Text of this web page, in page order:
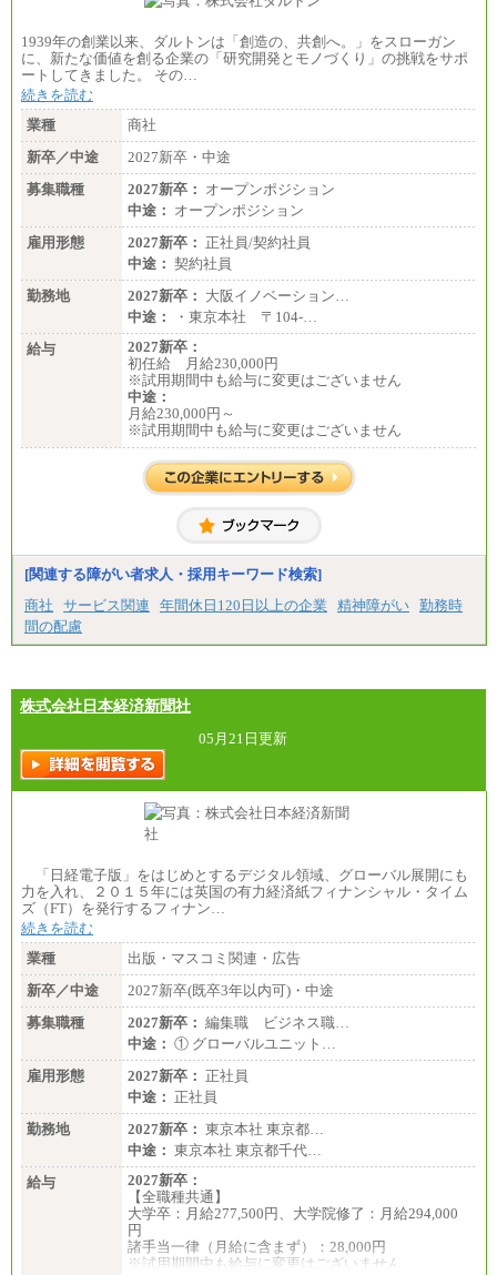
1939年の創業以来、ダルトンは「創造の、共創へ。」をスローガン
に、新たな価値を創る企業の「研究開発とモノづくり」の挑戦をサポ
ートしてきました。 その…
続きを読む
業種
商社
新卒／中途
2027新卒・中途
募集職種
2027新卒： オープンポジション
中途： オープンポジション
雇用形態
2027新卒： 正社員/契約社員
中途： 契約社員
勤務地
2027新卒： 大阪イノベーション…
中途：
・東京本社 〒104‐…
給与
2027新卒：
初任給 月給230,000円
※試用期間中も給与に変更はございません
中途：
月給230,000円～
※試用期間中も給与に変更はございません
[関連する障がい者求人・採用キーワード検索]
商社
サービス関連 年間休日120日以上の企業 精神障がい 勤務時
間の配慮
株式会社日本経済新聞社
05月21日更新
「日経電子版」をはじめとするデジタル領域、グローバル展開にも
力を入れ、２０１５年には英国の有力経済紙フィナンシャル・タイム
ズ（FT）を発行するフィナン…
続きを読む
業種
出版・マスコミ関連・広告
新卒／中途
2027新卒(既卒3年以内可)・中途
募集職種
2027新卒： 編集職 ビジネス職…
中途： ① グローバルユニット…
雇用形態
2027新卒： 正社員
中途： 正社員
勤務地
2027新卒： 東京本社 東京都…
中途： 東京本社 東京都千代…
給与
2027新卒：
【全職種共通】
大学卒：月給277,500円、大学院修了：月給294,000
円
諸手当一律（月給に含まず）：28,000円
※試用期間中も給与に変更はございません